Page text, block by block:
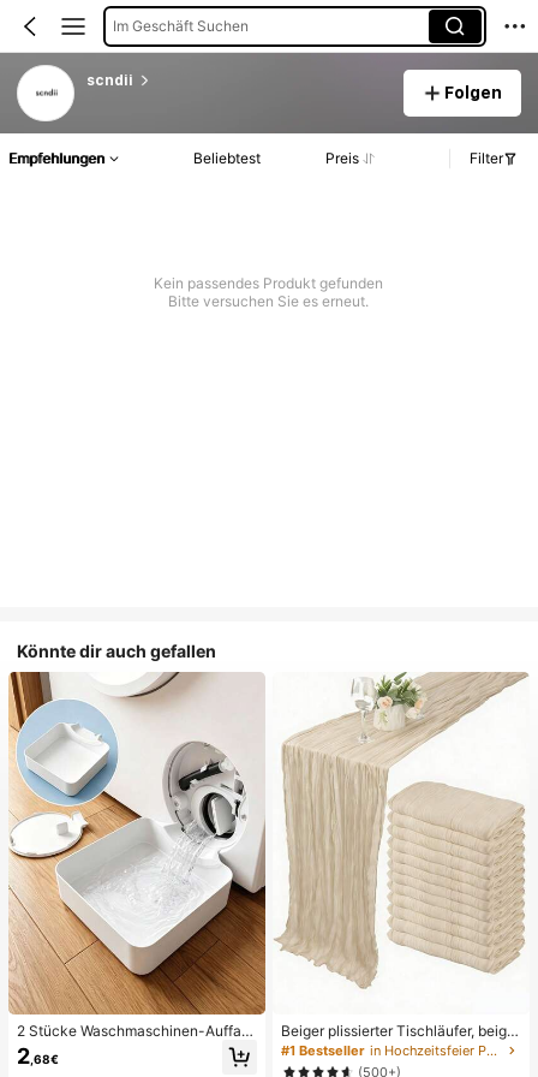
Im Geschäft Suchen
scndii
Folgen
Empfehlungen Beliebtest Preis Filter
Kein passendes Produkt gefunden
Bitte versuchen Sie es erneut.
Könnte dir auch gefallen
2 Stücke Waschmaschinen-Auffan
gwanne Tropfschale, wasserdichte
Bodenschutzmatte für Waschraum,
2 ,68€
Beiger plissierter Tischläufer, beige
Tischdecke, Geburtstagsfeier-Zub
ehör, Geburtstagsdekoration, hellbr
#1 Bestseller
in Hochzeitsfeier Party-Tischdecke
(500+)